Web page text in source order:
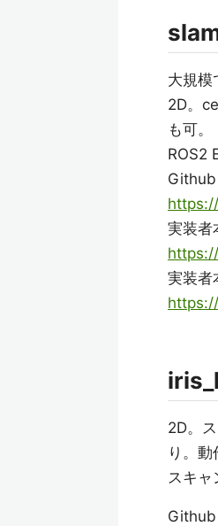
大規模
2D。
も可。
ROS2
Github
実装者
実装者
2D。
り。動
スキャ
Github